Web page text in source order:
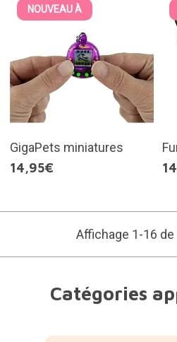
NOUVEAU À
GigaPets miniatures
14,95€
Affichage 1-16
Catégories